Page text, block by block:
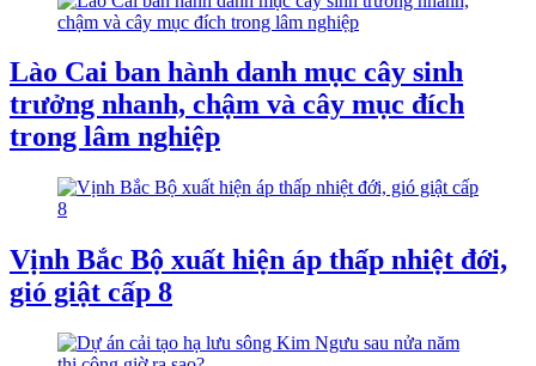
Lào Cai ban hành danh mục cây sinh
trưởng nhanh, chậm và cây mục đích
trong lâm nghiệp
Vịnh Bắc Bộ xuất hiện áp thấp nhiệt đới,
gió giật cấp 8